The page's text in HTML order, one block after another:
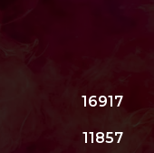
16917
11857